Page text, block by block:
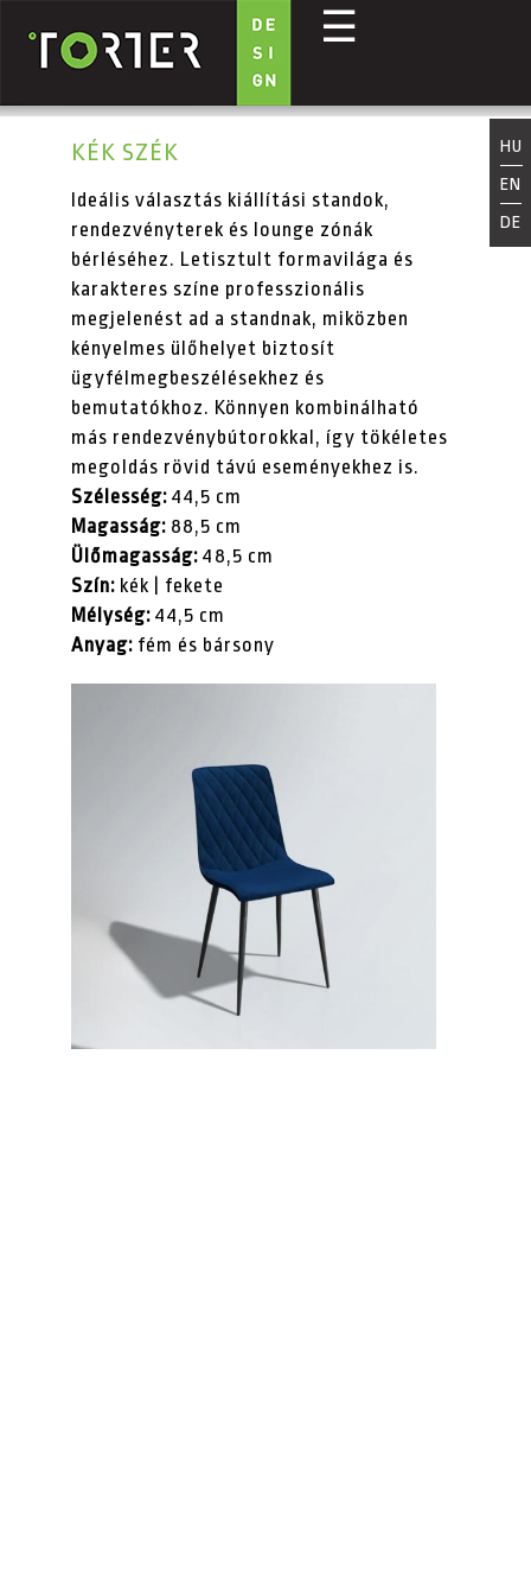
Ugrás a tartalomra
☰
HU
EN
DE
KÉK SZÉK
Ideális választás kiállítási standok,
rendezvényterek és lounge zónák
bérléséhez. Letisztult formavilága és
karakteres színe professzionális
megjelenést ad a standnak, miközben
kényelmes ülőhelyet biztosít
ügyfélmegbeszélésekhez és
bemutatókhoz. Könnyen kombinálható
más rendezvénybútorokkal, így tökéletes
megoldás rövid távú eseményekhez is.
Szélesség: 44,5 cm
Magasság: 88,5 cm
Ülőmagasság: 48,5 cm
Szín: kék | fekete
Mélység: 44,5 cm
Anyag: fém és bársony